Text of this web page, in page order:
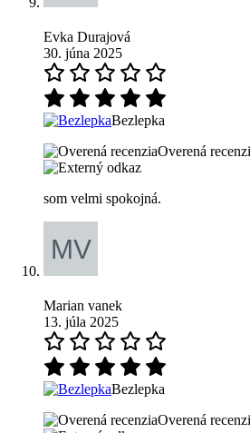
Evka Durajová
30. júna 2025
Bezlepka
Overená
som velmi spokojná.
Marian vanek
13. júla 2025
Bezlepka
Overená